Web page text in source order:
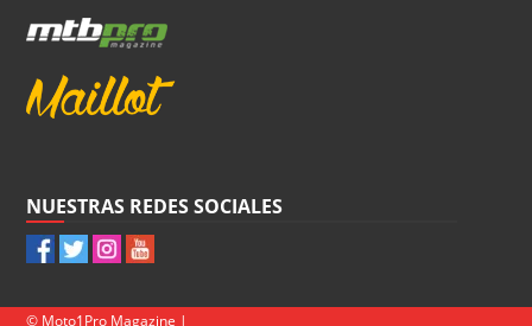
NUESTRAS REDES SOCIALES
© Moto1Pro Magazine |